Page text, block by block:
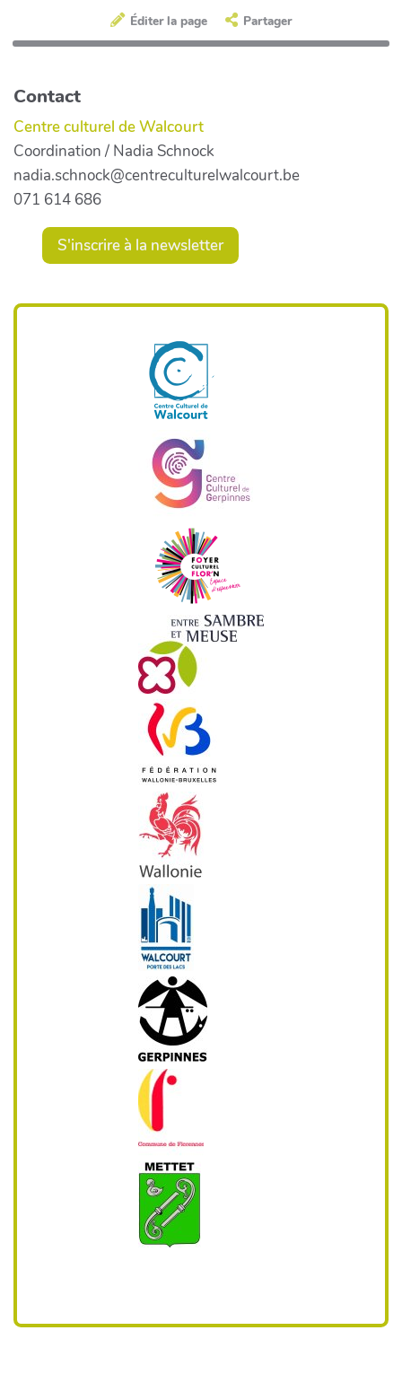
Éditer la page Partager
Contact
Centre culturel de Walcourt
Coordination / Nadia Schnock
nadia.schnock@centreculturelwalcourt.be
071 614 686
S'inscrire à la newsletter